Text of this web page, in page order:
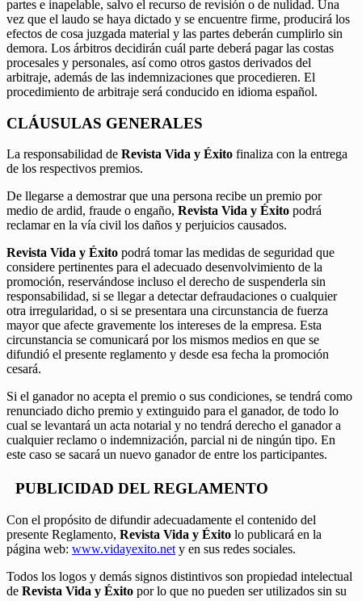
partes e inapelable, salvo el recurso de revisión o de nulidad. Una
vez que el laudo se haya dictado y se encuentre firme, producirá los
efectos de cosa juzgada material y las partes deberán cumplirlo sin
demora. Los árbitros decidirán cuál parte deberá pagar las costas
procesales y personales, así como otros gastos derivados del
arbitraje, además de las indemnizaciones que procedieren. El
procedimiento de arbitraje será conducido en idioma español.
CLÁUSULAS GENERALES
La responsabilidad de Revista Vida y Éxito finaliza con la entrega
de los respectivos premios.
De llegarse a demostrar que una persona recibe un premio por
medio de ardid, fraude o engaño, Revista Vida y Éxito podrá
reclamar en la vía civil los daños y perjuicios causados.
Revista Vida y Éxito podrá tomar las medidas de seguridad que
considere pertinentes para el adecuado desenvolvimiento de la
promoción, reservándose incluso el derecho de suspenderla sin
responsabilidad, si se llegar a detectar defraudaciones o cualquier
otra irregularidad, o si se presentara una circunstancia de fuerza
mayor que afecte gravemente los intereses de la empresa. Esta
circunstancia se comunicará por los mismos medios en que se
difundió el presente reglamento y desde esa fecha la promoción
cesará.
Si el ganador no acepta el premio o sus condiciones, se tendrá como
renunciado dicho premio y extinguido para el ganador, de todo lo
cual se levantará un acta notarial y no tendrá derecho el ganador a
cualquier reclamo o indemnización, parcial ni de ningún tipo. En
este caso se sacará un nuevo ganador de entre los participantes.
PUBLICIDAD DEL REGLAMENTO
Con el propósito de difundir adecuadamente el contenido del
presente Reglamento, Revista Vida y Éxito lo publicará en la
página web: www.vidayexito.net y en sus redes sociales.
Todos los logos y demás signos distintivos son propiedad intelectual
de Revista Vida y Éxito por lo que no pueden ser utilizados sin su